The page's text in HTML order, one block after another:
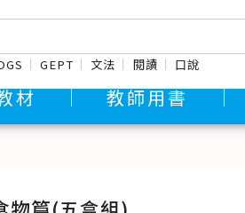
GEPT 文法 閱讀 口說
材 教師用書